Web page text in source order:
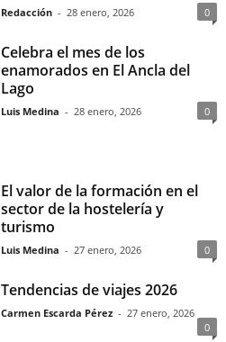
Redacción - 28 enero, 2026 0
Celebra el mes de los
enamorados en El Ancla del
Lago
Luis Medina - 28 enero, 2026 0
El valor de la formación en el
sector de la hostelería y
turismo
Luis Medina - 27 enero, 2026 0
Tendencias de viajes 2026
Carmen Escarda Pérez - 27 enero, 2026
0